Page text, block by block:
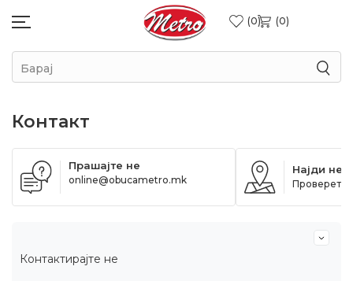
0 0
Барај
Контакт
Прашајте не
online@obucametro.mk
Најди не
Проверете
Контактирајте не